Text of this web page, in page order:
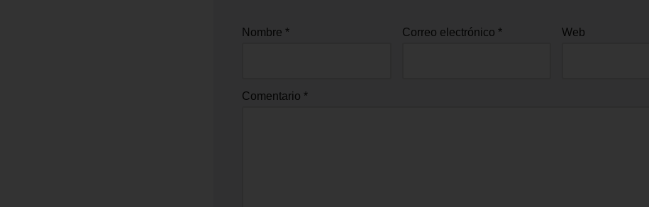
Nombre * Correo electrónico * Web
Comentario *